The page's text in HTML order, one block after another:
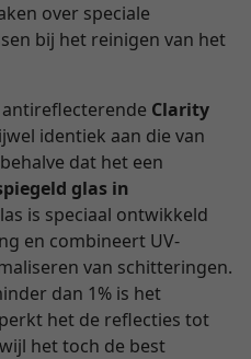
over speciale
bij het reinigen van het
Clarity
identiek aan die van
dat het een
glas in
is speciaal ontwikkeld
en combineert UV-
van schitteringen.
dan 1% is het
het de reflecties tot
het toch de best